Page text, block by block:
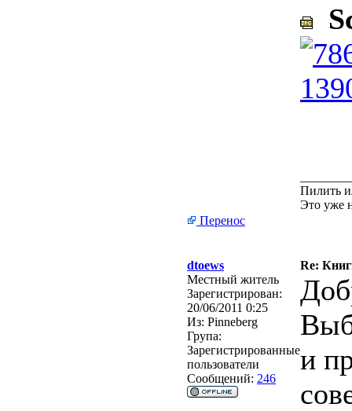
Пилить
Это уже
Перенос
dtoews
Re:
Местный житель
Зарегистрирован:
20/06/2011 0:25
Из: Pinneberg
Група:
Зарегистрированные
пользователи
Сообщений: 246
и